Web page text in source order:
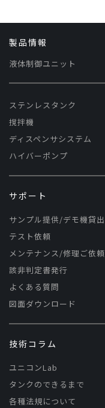
製品情報
液体制御ユニット
ステンレスタンク
撹拌機
ディスペンサシステム
ハイバーポンプ
サポート
サンプル提供/デモ機貸出
テスト依頼
メンテナンス/修理ご依頼
該非判定書発行
よくある質問
図面ダウンロード
技術コラム
ユニコンLab
タンクのできるまで
各種法規について